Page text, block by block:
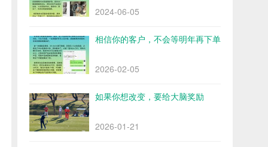
2024-06-05
相信你的客户，不会等明年再下单
2026-02-05
如果你想改变，要给大脑奖励
2026-01-21